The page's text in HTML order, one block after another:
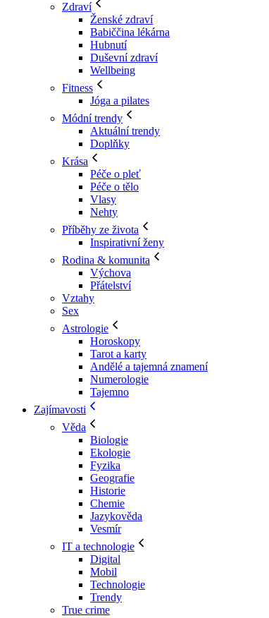
Zdraví
Ženské zdraví
Babiččina lékárna
Hubnutí
Duševní zdraví
Wellbeing
Fitness
Jóga a pilates
Módní trendy
Aktuální trendy
Doplňky
Krása
Péče o pleť
Péče o tělo
Vlasy
Nehty
Příběhy ze života
Inspirativní ženy
Rodina & komunita
Výchova
Přátelství
Vztahy
Sex
Astrologie
Horoskopy
Tarot a karty
Andělé a tajemná znamení
Numerologie
Tajemno
Zajímavosti
Věda
Biologie
Ekologie
Fyzika
Geografie
Historie
Chemie
Jazykověda
Vesmír
IT a technologie
Digital
Mobil
Technologie
Trendy
True crime